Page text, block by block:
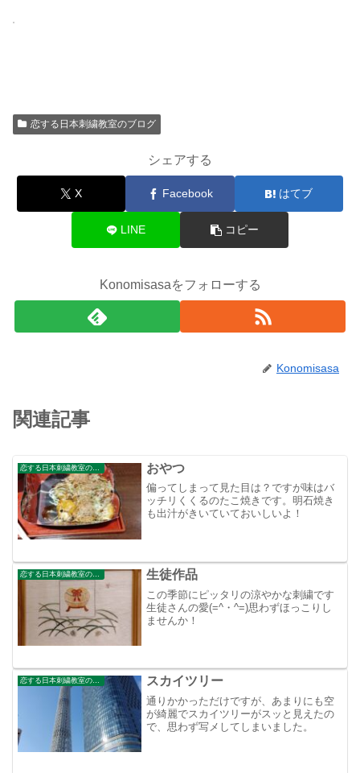
恋する日本刺繍教室のブログ
シェアする
X Facebook はてブ
LINE コピー
Konomisasaをフォローする
Konomisasa
関連記事
おやつ
偏ってしまって見た目は？ですが味はバ
ッチリくくるのたこ焼きです。明石焼き
も出汁がきいていておいしいよ！
恋する日本刺繍教室のブログ 生徒作品
この季節にピッタリの涼やかな刺繍です
生徒さんの愛(=^・^=)思わずほっこりし
ませんか！
恋する日本刺繍教室のブログ スカイツリー
通りかかっただけですが、あまりにも空
が綺麗でスカイツリーがスッと見えたの
で、思わず写メしてしまいました。